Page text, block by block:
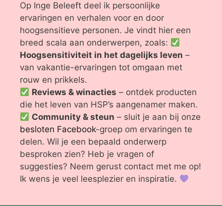
Op Inge Beleeft deel ik persoonlijke
ervaringen en verhalen voor en door
hoogsensitieve personen. Je vindt hier een
breed scala aan onderwerpen, zoals:
Hoogsensitiviteit in het dagelijks leven –
van vakantie-ervaringen tot omgaan met
rouw en prikkels.
Reviews & winacties – ontdek producten
die het leven van HSP’s aangenamer maken.
Community & steun – sluit je aan bij onze
besloten Facebook-groep om ervaringen te
delen. Wil je een bepaald onderwerp
besproken zien? Heb je vragen of
suggesties? Neem gerust contact met me op!
Ik wens je veel leesplezier en inspiratie.